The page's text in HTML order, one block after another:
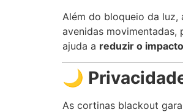
Além do bloqueio da
avenidas
ajuda a reduzir o
🌙
As cortinas blackout